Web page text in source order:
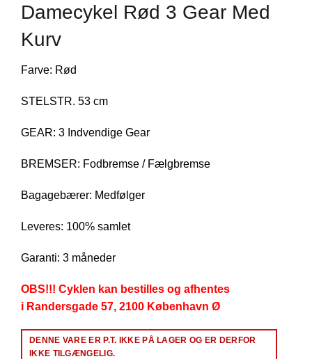
Damecykel Rød 3 Gear Med
Kurv
Farve: Rød
STELSTR. 53 cm
GEAR: 3 Indvendige Gear
BREMSER: Fodbremse / Fælgbremse
Bagagebærer: Medfølger
Leveres: 100% samlet
Garanti: 3 måneder
OBS!!! Cyklen kan bestilles og afhentes
i Randersgade 57, 2100 København Ø
DENNE VARE ER P.T. IKKE PÅ LAGER OG ER DERFOR
IKKE TILGÆNGELIG.
Alternative: